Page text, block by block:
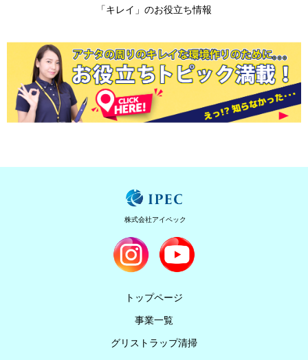
「キレイ」のお役立ち情報
株式会社アイペック
トップページ
事業一覧
グリストラップ清掃